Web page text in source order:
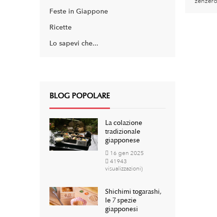
Feste in Giappone
Ricette
Lo sapevi che...
BLOG POPOLARE
La colazione
tradizionale
giapponese
16 gen 2025
41943
visualizzazioni)
Shichimi togarashi,
le 7 spezie
giapponesi